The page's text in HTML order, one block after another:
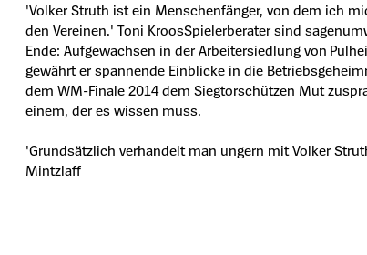
'Volker Struth ist ein Menschenfänger, von dem ich
den Vereinen.' Toni KroosSpielerberater sind
Ende: Aufgewachsen in der Arbeitersiedlung von
gewährt er spannende Einblicke in die
dem WM-Finale 2014 dem Siegtorschützen Mut
einem, der es wissen muss.
'Grundsätzlich verhandelt man ungern mit Volker
Mintzlaff